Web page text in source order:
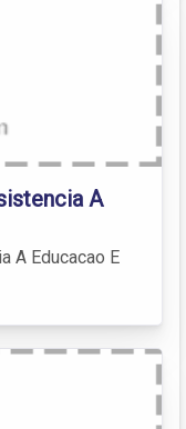
A
A Educacao E